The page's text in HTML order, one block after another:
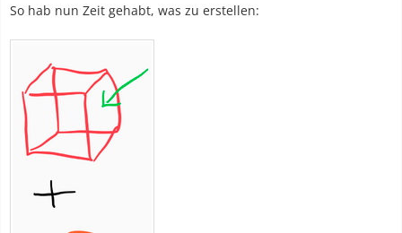
So hab nun Zeit gehabt, was zu erstellen: